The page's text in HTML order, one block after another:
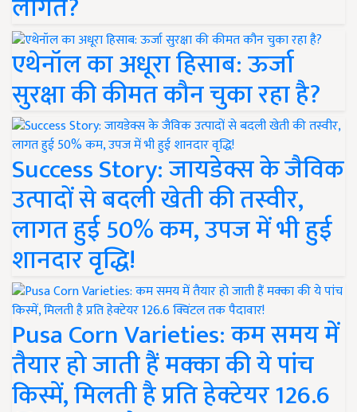
लागत?
एथेनॉल का अधूरा हिसाब: ऊर्जा
सुरक्षा की कीमत कौन चुका रहा है?
Success Story: जायडेक्स के जैविक
उत्पादों से बदली खेती की तस्वीर,
लागत हुई 50% कम, उपज में भी हुई
शानदार वृद्धि!
Pusa Corn Varieties: कम समय में
तैयार हो जाती हैं मक्का की ये पांच
किस्में, मिलती है प्रति हेक्टेयर 126.6